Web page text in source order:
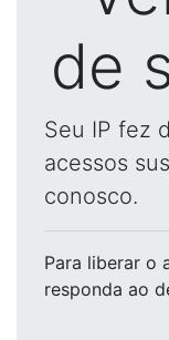
de
Seu IP fez
acessos
conosco.
Para liberar o
responda ao